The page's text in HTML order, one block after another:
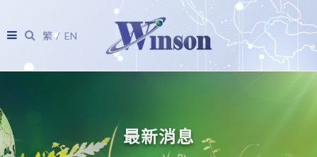
繁 EN
最新消息